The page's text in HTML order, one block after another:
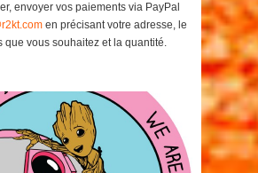
envoyer vos paiements via PayPal
en précisant votre adresse, le
que vous souhaitez et la quantité.